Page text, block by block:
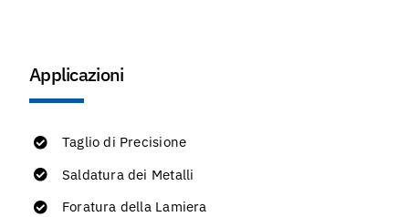
Applicazioni
Taglio di Precisione
Saldatura dei Metalli
Foratura della Lamiera